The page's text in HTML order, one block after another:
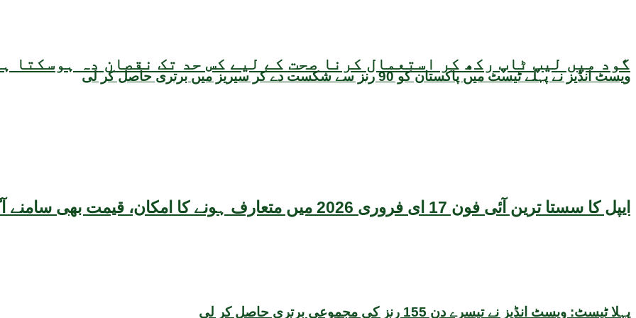
گود میں لیپ ٹاپ رکھ کر استعمال کرنا صحت کے لیے کس حد تک نقصان دہ ہوسکتا
ایپل کا سستا ترین آئی فون 17 ای فروری 2026 میں متعارف ہونے کا امکان، قیمت بھی سامنے آگئی
ویسٹ انڈیز نے پہلے ٹیسٹ میں پاکستان کو 90 رنز سے شکست دے کر سیریز میں برتری حاصل کر لی
پہلا ٹیسٹ: ویسٹ انڈیز نے تیسرے دن 155 رنز کی مجموعی برتری حاصل کر لی